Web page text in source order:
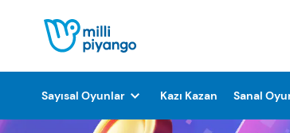
Sayısal Oyunlar Kazı Kazan Sanal